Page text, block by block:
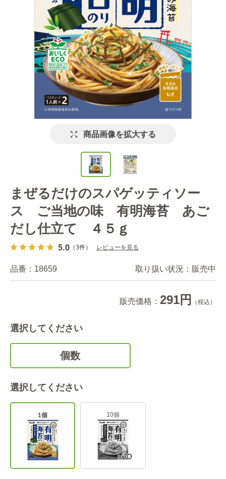
商品画像を拡大する
まぜるだけのスパゲッティソー
ス ご当地の味 有明海苔 あご
だし仕立て ４５ｇ
5.0 （3件） レビューを見る
品番： 18659 取り扱い状況： 販売中
販売価格： 291円 （税込）
選択してください
個数
選択してください
1個 10個